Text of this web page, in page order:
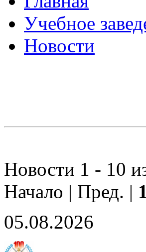
Учебное
Новости
Новости 1 - 10
Начало | Пред. |
05.08.2026